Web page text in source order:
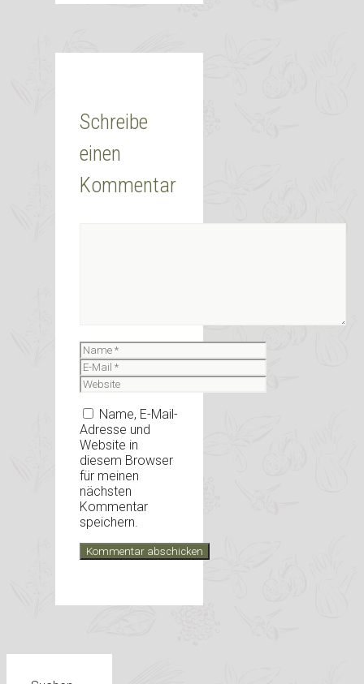
Schreibe
einen
Kommentar
Name
E-
Mail
Website
Name, E-Mail-
Adresse und
Website in
diesem Browser
für meinen
nächsten
Kommentar
speichern.